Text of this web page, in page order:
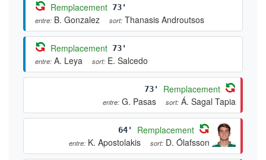
Remplacement 73'
entre: B. Gonzalez sort: Thanasis Androutsos
Remplacement 73'
entre: A. Leya sort: E. Salcedo
73' Remplacement
entre: G. Pasas sort: Á. Sagal Tapia
64' Remplacement
entre: K. Apostolakis sort: D. Ólafsson